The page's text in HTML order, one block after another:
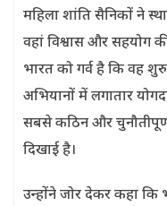
महिला शांति सैनिकों ने
वहां विश्वास और सहयोग
भारत को गर्व है कि वह
अभियानों में लगातार
सबसे कठिन और चुनौतीपूर्ण
दिखाई है।
उन्होंने जोर देकर कहा कि